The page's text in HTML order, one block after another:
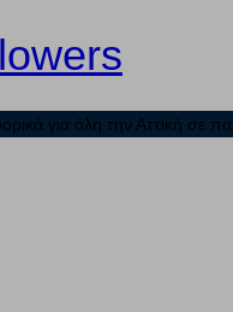
για όλη την Αττική